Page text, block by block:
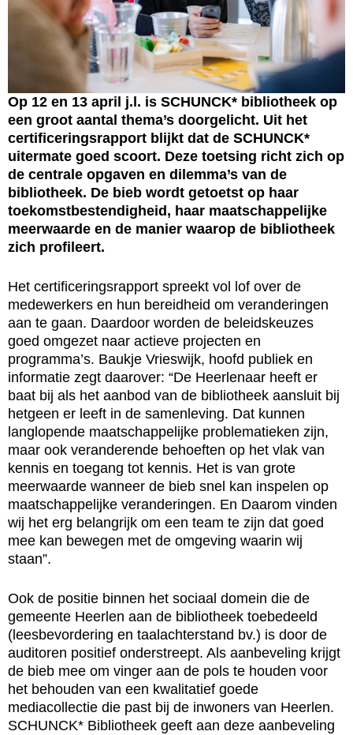
Op 12 en 13 april j.l. is SCHUNCK* bibliotheek op
een groot aantal thema’s doorgelicht. Uit het
certificeringsrapport blijkt dat de SCHUNCK*
uitermate goed scoort. Deze toetsing richt zich op
de centrale opgaven en dilemma’s van de
bibliotheek. De bieb wordt getoetst op haar
toekomstbestendigheid, haar maatschappelijke
meerwaarde en de manier waarop de bibliotheek
zich profileert.
Het certificeringsrapport spreekt vol lof over de
medewerkers en hun bereidheid om veranderingen
aan te gaan. Daardoor worden de beleidskeuzes
goed omgezet naar actieve projecten en
programma’s. Baukje Vrieswijk, hoofd publiek en
informatie zegt daarover: “De Heerlenaar heeft er
baat bij als het aanbod van de bibliotheek aansluit bij
hetgeen er leeft in de samenleving. Dat kunnen
langlopende maatschappelijke problematieken zijn,
maar ook veranderende behoeften op het vlak van
kennis en toegang tot kennis. Het is van grote
meerwaarde wanneer de bieb snel kan inspelen op
maatschappelijke veranderingen. En Daarom vinden
wij het erg belangrijk om een team te zijn dat goed
mee kan bewegen met de omgeving waarin wij
staan”.
Ook de positie binnen het sociaal domein die de
gemeente Heerlen aan de bibliotheek toebedeeld
(leesbevordering en taalachterstand bv.) is door de
auditoren positief onderstreept. Als aanbeveling krijgt
de bieb mee om vinger aan de pols te houden voor
het behouden van een kwalitatief goede
mediacollectie die past bij de inwoners van Heerlen.
SCHUNCK* Bibliotheek geeft aan deze aanbeveling